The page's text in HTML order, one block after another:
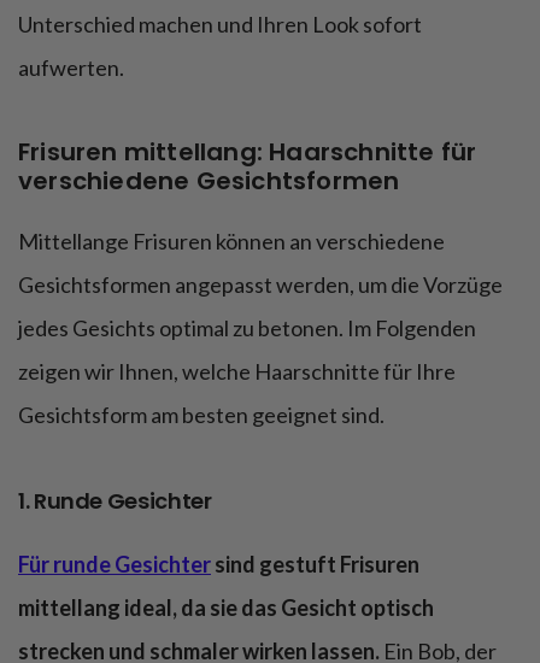
Unterschied machen und Ihren Look sofort
aufwerten.
Frisuren mittellang: Haarschnitte für
verschiedene Gesichtsformen
Mittellange Frisuren können an verschiedene
Gesichtsformen angepasst werden, um die Vorzüge
jedes Gesichts optimal zu betonen. Im Folgenden
zeigen wir Ihnen, welche Haarschnitte für Ihre
Gesichtsform am besten geeignet sind.
1. Runde Gesichter
Für runde Gesichtersind gestuft Frisuren
mittellang ideal, da sie das Gesicht optisch
strecken und schmaler wirken lassen. Ein Bob, der